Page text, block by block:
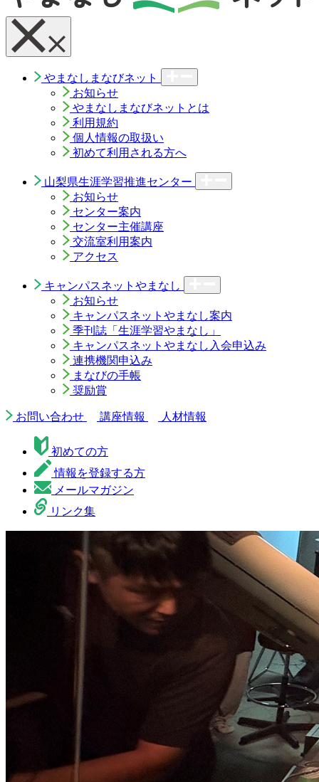
やまなしまなびネット
お知らせ
やまなしまなびネットとは
利用規約
個人情報の取扱い
初めて利用される方へ
山梨県生涯学習推進センター
お知らせ
センター案内
センター主催講座
交流室利用案内
アクセス
キャンパスネットやまなし
お知らせ
キャンパスネットやまなし案内
季刊誌「生涯学習やまなし」
キャンパスネットやまなし入会申込み
連携機関申込み
まなびの手帳
奨励賞
お問い合わせ 講座情報 人材情報
初めての方
情報を登録する方
メールマガジン
リンク集